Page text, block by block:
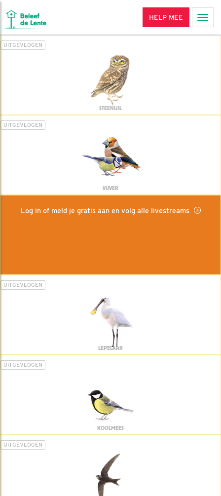
HELP MEE
UITGEVLOGEN
STEENUIL
UITGEVLOGEN
VIJVER
Log in of meld je gratis aan en volg alle livestreams
UITGEVLOGEN
LEPELAAR
UITGEVLOGEN
KOOLMEES
UITGEVLOGEN